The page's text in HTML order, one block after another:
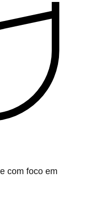
com foco em